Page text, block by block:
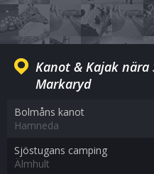
Kanot & Kajak
Markaryd
Bolmåns kanot
Hamneda
Sjöstugans camping
Älmhult